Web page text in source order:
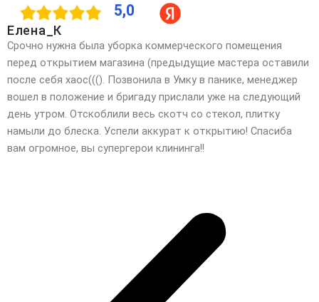
5,0
Елена_К
Срочно нужна была уборка коммерческого помещения
перед открытием магазина (предыдущие мастера оставили
после себя хаос(((). Позвонила в Умку в панике, менеджер
вошел в положение и бригаду прислали уже на следующий
день утром. Отскоблили весь скотч со стекол, плитку
намыли до блеска. Успели аккурат к открытию! Спасиба
вам огромное, вы супергерои клининга!!